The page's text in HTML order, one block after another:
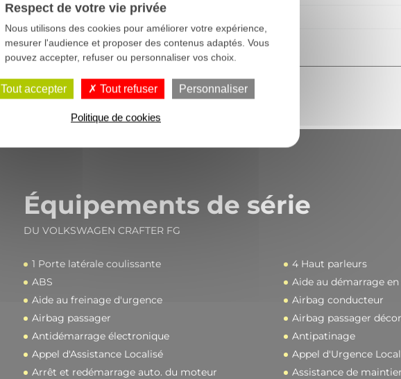
CHARGE UTILE
Équipements de série
DU VOLKSWAGEN CRAFTER FG
1 Porte latérale coulissante
4 Haut parleurs
ABS
Aide au démarrage
Aide au freinage d'urgence
Airbag conducteur
Airbag passager
Airbag passager
Antidémarrage électronique
Antipatinage
Appel d'Assistance Localisé
Appel d'Urgence
Arrêt et redémarrage auto. du moteur
Assistance de
Respect de votre vie privée
Nous utilisons des cookies pour améliorer votre expérience,
mesurer l'audience et proposer des contenus adaptés. Vous
pouvez accepter, refuser ou personnaliser vos choix.
Tout accepter Tout refuser Personnaliser
Politique de cookies